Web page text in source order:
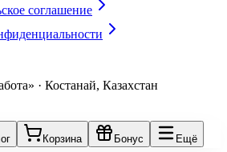
соглашение
· Костанай, Казахстан
Корзина Бонус Ещё